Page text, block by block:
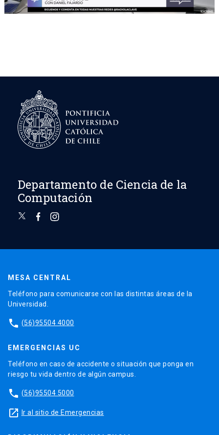
Departamento de Ciencia de la
Computación
MESA CENTRAL
Teléfono para comunicarse con las distintas áreas de la
Universidad.
phone (56)95504 4000
EMERGENCIAS UC
Teléfono en caso de accidente o situación que ponga en
riesgo tu vida dentro de algún campus.
phone (56)95504 5000
launch Ir al sitio de Emergencias